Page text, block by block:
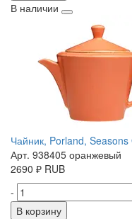
В наличии
Чайник, Porland,
Арт. 938405 оранжевый
2690 ₽ RUB
-
В корзину